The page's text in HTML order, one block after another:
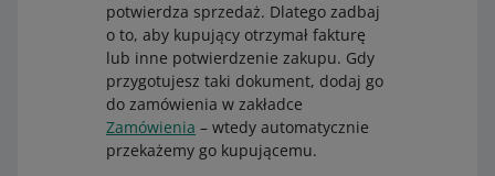
realizacja zamówienia (przekazanie kurierowi
w magazynie)
dni ustawowo wolne od pracy oraz 24 i 31 grudnia
godzina złożenia i opłacenia zamówienia
realizacja zamówienia (przekazanie kurierowi
dni ustawowo wolne od pracy oraz 24 i 31 grudnia
godzina złożenia i opłacenia zamówienia
realizacja zamówienia (przekazanie kurierowi
w magazynie)
potwierdza sprzedaż. Dlatego zadbaj
o to, aby kupujący otrzymał fakturę
lub inne potwierdzenie zakupu. Gdy
przygotujesz taki dokument, dodaj go
do zamówienia w zakładce
Zamówienia – wtedy automatycznie
przekażemy go kupującemu.